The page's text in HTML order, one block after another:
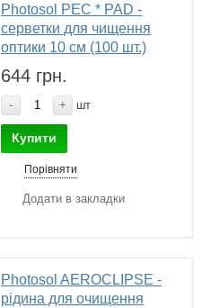
Photosol PEC * PAD -
серветки для чищення
оптики 10 см (100 шт.)
644 грн.
- + шт
Купити
Порівняти
Додати в закладки
Photosol AEROCLIPSE -
рідина для очищення